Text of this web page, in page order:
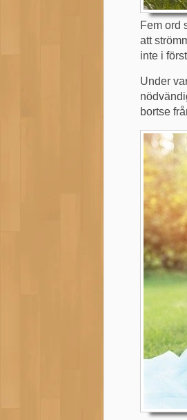
Fem ord
att
inte i
Under
bortse